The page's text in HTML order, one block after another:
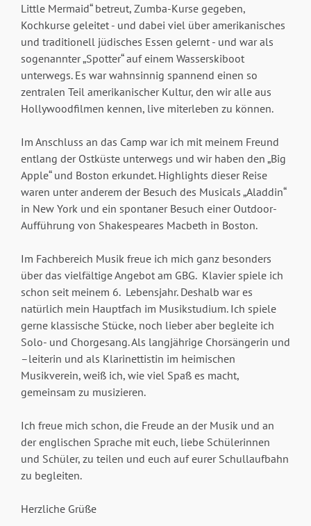
Little Mermaid“ betreut, Zumba-Kurse gegeben,
Kochkurse geleitet - und dabei viel über amerikanisches
und traditionell jüdisches Essen gelernt - und war als
sogenannter „Spotter“ auf einem Wasserskiboot
unterwegs. Es war wahnsinnig spannend einen so
zentralen Teil amerikanischer Kultur, den wir alle aus
Hollywoodfilmen kennen, live miterleben zu können.
Im Anschluss an das Camp war ich mit meinem Freund
entlang der Ostküste unterwegs und wir haben den „Big
Apple“ und Boston erkundet. Highlights dieser Reise
waren unter anderem der Besuch des Musicals „Aladdin“
in New York und ein spontaner Besuch einer Outdoor-
Aufführung von Shakespeares Macbeth in Boston.
Im Fachbereich Musik freue ich mich ganz besonders
über das vielfältige Angebot am GBG. Klavier spiele ich
schon seit meinem 6. Lebensjahr. Deshalb war es
natürlich mein Hauptfach im Musikstudium. Ich spiele
gerne klassische Stücke, noch lieber aber begleite ich
Solo- und Chorgesang. Als langjährige Chorsängerin und
–leiterin und als Klarinettistin im heimischen
Musikverein, weiß ich, wie viel Spaß es macht,
gemeinsam zu musizieren.
Ich freue mich schon, die Freude an der Musik und an
der englischen Sprache mit euch, liebe Schülerinnen
und Schüler, zu teilen und euch auf eurer Schullaufbahn
zu begleiten.
Herzliche Grüße